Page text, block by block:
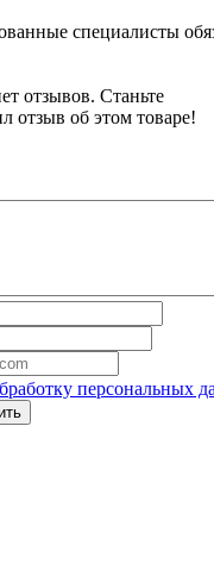
специалисты
отзывов. Станьте
отзыв об этом товаре!
персональных